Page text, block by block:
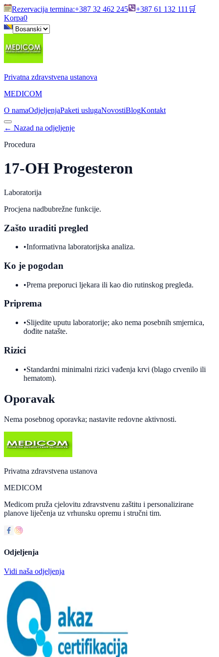
Rezervacija termina:+387 32 462 245 +387 61 132 111 🛒
Korpa0
Privatna zdravstvena ustanova
MEDICOM
O namaOdjeljenjaPaketi uslugaNovostiBlogKontakt
← Nazad na odjeljenje
Procedura
17-OH Progesteron
Laboratorija
Procjena nadbubrežne funkcije.
Zašto uraditi pregled
•Informativna laboratorijska analiza.
Ko je pogodan
•Prema preporuci ljekara ili kao dio rutinskog pregleda.
Priprema
•Slijedite uputu laboratorije; ako nema posebnih smjernica,
dođite natašte.
Rizici
•Standardni minimalni rizici vađenja krvi (blago crvenilo ili
hematom).
Oporavak
Nema posebnog oporavka; nastavite redovne aktivnosti.
Privatna zdravstvena ustanova
MEDICOM
Medicom pruža cjelovitu zdravstvenu zaštitu i personalizirane
planove liječenja uz vrhunsku opremu i stručni tim.
Odjeljenja
Vidi naša odjeljenja